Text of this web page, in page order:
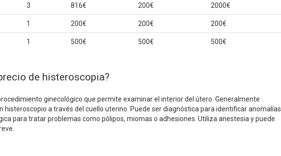
3 816€ 200€ 2000€
1 200€ 200€ 200€
1 500€ 500€ 500€
de histeroscopia?
ginecológico que permite examinar el interior del útero. Generalmente
histeroscopio a través del cuello uterino. Puede ser diagnóstica para identificar anomalías
para tratar problemas como pólipos, miomas o adhesiones. Utiliza anestesia y puede